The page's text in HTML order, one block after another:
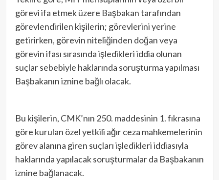
görevi ifa etmek üzere Başbakan tarafından
görevlendirilen kişilerin; görevlerini yerine
getirirken, görevin niteliğinden doğan veya
görevin ifası sırasında işledikleri iddia olunan
suçlar sebebiyle haklarında soruşturma yapılması
Başbakanın iznine bağlı olacak.
Bu kişilerin, CMK’nın 250. maddesinin 1. fıkrasına
göre kurulan özel yetkili ağır ceza mahkemelerinin
görev alanına giren suçları işledikleri iddiasıyla
haklarında yapılacak soruşturmalar da Başbakanın
iznine bağlanacak.